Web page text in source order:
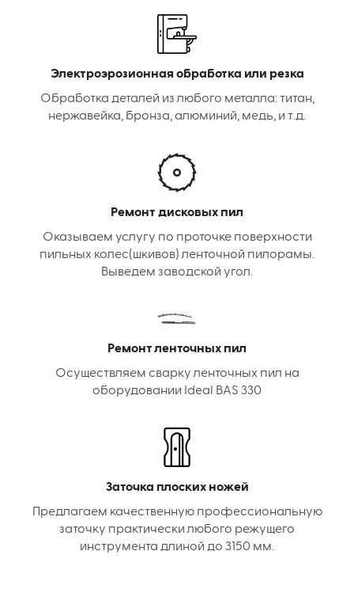
Электроэрозионная обработка или резка
Обработка деталей из любого металла: титан,
нержавейка, бронза, алюминий, медь, и т.д.
Ремонт дисковых пил
Оказываем услугу по проточке поверхности
пильных колес(шкивов) ленточной пилорамы.
Выведем заводской угол.
Ремонт ленточных пил
Осуществляем сварку ленточных пил на
оборудовании Ideal BAS 330
Заточка плоских ножей
Предлагаем качественную профессиональную
заточку практически любого режущего
инструмента длиной до 3150 мм.